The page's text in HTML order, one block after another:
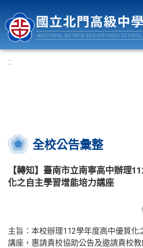
:::
全校公告彙整
【轉知】臺南市立南寧高中辦理
化之自主學習增能培力講座
主旨：本校辦理112學年度高中優質化
講座，惠請貴校協助公告及邀請貴校